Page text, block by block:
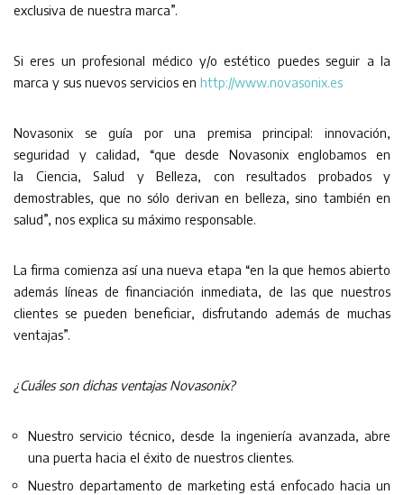
exclusiva de nuestra marca”.
Si eres un profesional médico y/o estético puedes seguir a la
marca y sus nuevos servicios en http://www.novasonix.es
Novasonix se guía por una premisa principal: innovación,
seguridad y calidad, “que desde Novasonix englobamos en
la Ciencia, Salud y Belleza, con resultados probados y
demostrables, que no sólo derivan en belleza, sino también en
salud”, nos explica su máximo responsable.
La firma comienza así una nueva etapa “en la que hemos abierto
además líneas de financiación inmediata, de las que nuestros
clientes se pueden beneficiar, disfrutando además de muchas
ventajas”.
¿Cuáles son dichas ventajas Novasonix?
Nuestro servicio técnico, desde la ingeniería avanzada, abre
una puerta hacia el éxito de nuestros clientes.
Nuestro departamento de marketing está enfocado hacia un